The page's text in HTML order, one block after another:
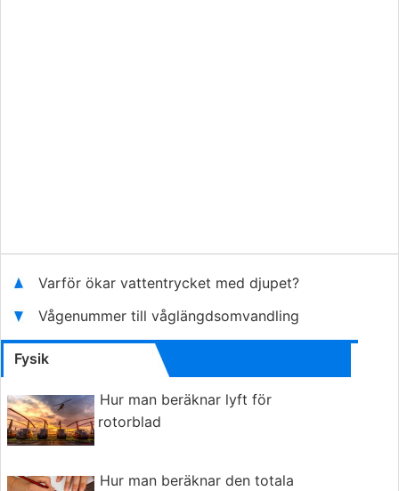
Varför ökar vattentrycket med djupet?
Vågenummer till våglängdsomvandling
Fysik
Hur man beräknar lyft för
rotorblad
Hur man beräknar den totala